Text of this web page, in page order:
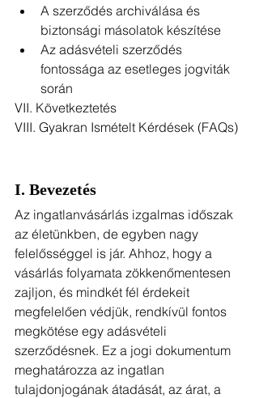
A szerződés archiválása és
biztonsági másolatok készítése
Az adásvételi szerződés
fontossága az esetleges jogviták
során
VII. Következtetés
VIII. Gyakran Ismételt Kérdések (FAQs)
I. Bevezetés
Az ingatlanvásárlás izgalmas időszak
az életünkben, de egyben nagy
felelősséggel is jár. Ahhoz, hogy a
vásárlás folyamata zökkenőmentesen
zajljon, és mindkét fél érdekeit
megfelelően védjük, rendkívül fontos
megkötése egy adásvételi
szerződésnek. Ez a jogi dokumentum
meghatározza az ingatlan
tulajdonjogának átadását, az árat, a